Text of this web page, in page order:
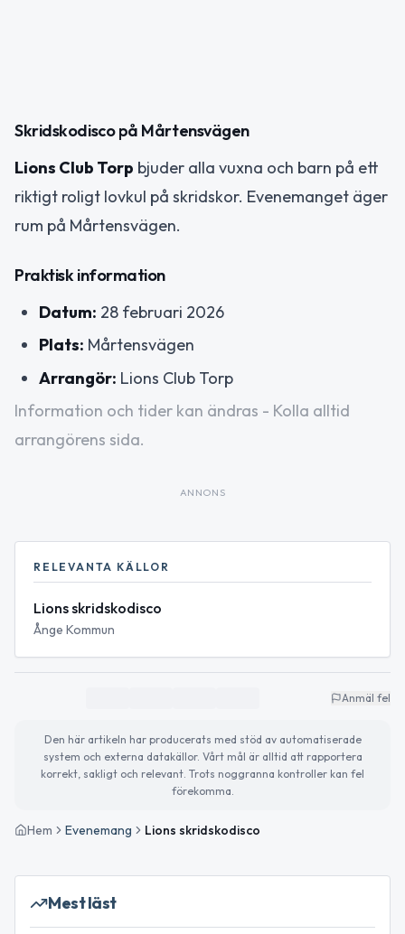
Skridskodisco på Mårtensvägen
Lions Club Torp bjuder alla vuxna och barn på ett
riktigt roligt lovkul på skridskor. Evenemanget äger
rum på Mårtensvägen.
Praktisk information
Datum: 28 februari 2026
Plats: Mårtensvägen
Arrangör: Lions Club Torp
Information och tider kan ändras - Kolla alltid
arrangörens sida.
ANNONS
RELEVANTA KÄLLOR
Lions skridskodisco
Ånge Kommun
Anmäl fel
Den här artikeln har producerats med stöd av automatiserade
system och externa datakällor. Vårt mål är alltid att rapportera
korrekt, sakligt och relevant. Trots noggranna kontroller kan fel
förekomma.
Hem Evenemang Lions skridskodisco
Mest läst